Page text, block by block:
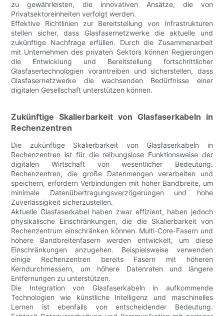
zu gewährleisten, die innovativen Ansätze, die von
Privatsektoreinheiten verfolgt werden.
Effektive Richtlinien zur Bereitstellung von Infrastrukturen
stellen sicher, dass Glasfasernetzwerke die aktuelle und
zukünftige Nachfrage erfüllen. Durch die Zusammenarbeit
mit Unternehmen des privaten Sektors können Regierungen
die Entwicklung und Bereitstellung fortschrittlicher
Glasfasertechnologien vorantreiben und sicherstellen, dass
Glasfasernetzwerke die wachsenden Bedürfnisse einer
digitalen Gesellschaft unterstützen können.
Zukünftige Skalierbarkeit von Glasfaserkabeln in
Rechenzentren
Die zukünftige Skalierbarkeit von Glasfaserkabeln in
Rechenzentren ist für die reibungslose Funktionsweise der
digitalen Wirtschaft von wesentlicher Bedeutung.
Rechenzentren, die große Datenmengen verarbeiten und
speichern, erfordern Verbindungen mit hoher Bandbreite, um
minimale Datenübertragungsverzögerungen und hohe
Zuverlässigkeit sicherzustellen.
Aktuelle Glasfaserkabel haben zwar effizient, haben jedoch
physikalische Einschränkungen, die die Skalierbarkeit von
Rechenzentrum einschränken können. Multi-Core-Fasern und
höhere Bandbreitenfasern werden entwickelt, um diese
Einschränkungen anzugehen. Beispielsweise verwenden
einige Rechenzentren bereits Fasern mit höheren
Kerndurchmessern, um höhere Datenraten und längere
Entfernungen zu unterstützen.
Die Integration von Glasfaserkabeln in aufkommende
Technologien wie künstliche Intelligenz und maschinelles
Lernen ist ebenfalls von entscheidender Bedeutung.